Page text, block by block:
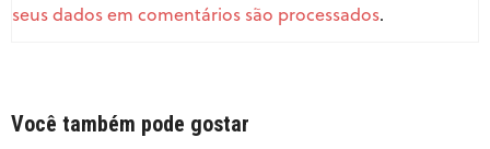
sequinho e fica ótimo. Já o ninho, no quinto dia
mofa todinho. Como posso fazer ?
seus dados em comentários são processados.
Você também pode gostar